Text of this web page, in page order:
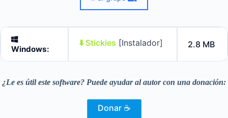
Windows:
⬇️ Stickies [Instalador] 2.8 MB
¿Le es útil este software? Puede ayudar al autor con una donación:
Donar ☕